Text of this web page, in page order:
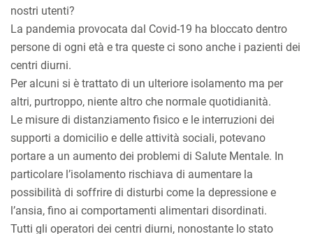
nostri utenti?
La pandemia provocata dal Covid-19 ha bloccato dentro
persone di ogni età e tra queste ci sono anche i pazienti dei
centri diurni.
Per alcuni si è trattato di un ulteriore isolamento ma per
altri, purtroppo, niente altro che normale quotidianità.
Le misure di distanziamento fisico e le interruzioni dei
supporti a domicilio e delle attività sociali, potevano
portare a un aumento dei problemi di Salute Mentale. In
particolare l’isolamento rischiava di aumentare la
possibilità di soffrire di disturbi come la depressione e
l’ansia, fino ai comportamenti alimentari disordinati.
Tutti gli operatori dei centri diurni, nonostante lo stato